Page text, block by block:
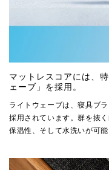
マットレスコアには、
ェーブ」を採用。
ライトウェーブは、寝具ブ
採用されています。群を抜
保温性、そして水洗いが可能